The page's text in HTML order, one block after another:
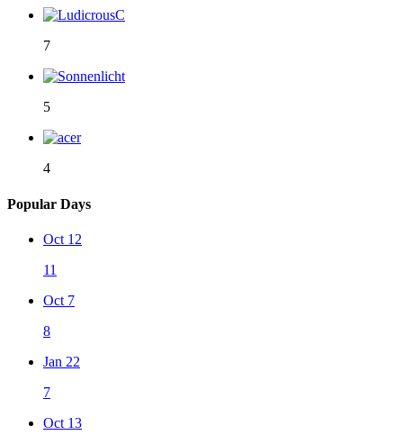
7
5
4
Popular Days
Oct 12
11
Oct 7
8
Jan 22
7
Oct 13